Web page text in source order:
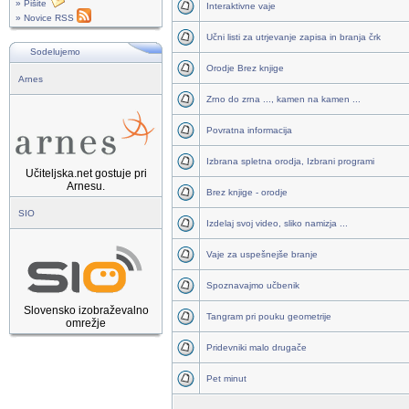
» Pišite
» Novice RSS
Sodelujemo
Arnes
Učiteljska.net gostuje pri
Arnesu.
SIO
Slovensko izobraževalno
omrežje
Interaktivne vaje
Učni listi za utrjevanje zapisa in branja črk
Orodje Brez knjige
Zrno do zrna ..., kamen na kamen ...
Povratna informacija
Izbrana spletna orodja, Izbrani programi
Brez knjige - orodje
Izdelaj svoj video, sliko namizja ...
Vaje za uspešnejše branje
Spoznavajmo učbenik
Tangram pri pouku geometrije
Pridevniki malo drugače
Pet minut